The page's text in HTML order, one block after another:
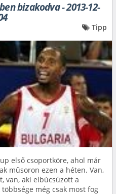
bizakodva - 2013-12-
első csoportköre, ahol már
műsoron ezen a héten. Van,
van, aki elbúcsúzott a
még csak most fog
Tipp